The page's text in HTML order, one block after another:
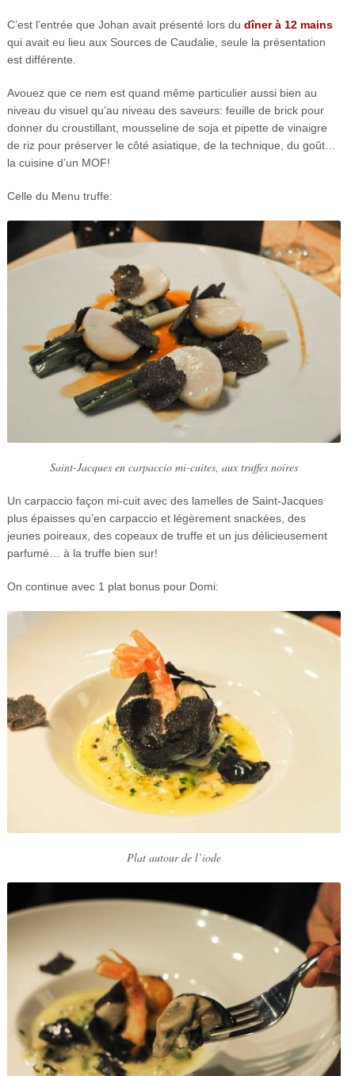
C’est l’entrée que Johan avait présenté lors du dîner à 12 mains
qui avait eu lieu aux Sources de Caudalie, seule la présentation
est différente.
Avouez que ce nem est quand même particulier aussi bien au
niveau du visuel qu’au niveau des saveurs: feuille de brick pour
donner du croustillant, mousseline de soja et pipette de vinaigre
de riz pour préserver le côté asiatique, de la technique, du goût…
la cuisine d’un MOF!
Celle du Menu truffe:
Saint-Jacques en carpaccio mi-cuites, aux truffes noires
Un carpaccio façon mi-cuit avec des lamelles de Saint-Jacques
plus épaisses qu’en carpaccio et légèrement snackées, des
jeunes poireaux, des copeaux de truffe et un jus délicieusement
parfumé… à la truffe bien sur!
On continue avec 1 plat bonus pour Domi:
Plat autour de l’iode